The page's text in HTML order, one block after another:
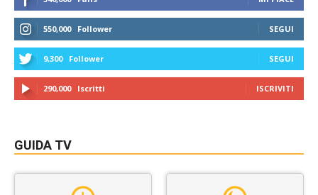
550,000 Follower SEGUI
9,300 Follower SEGUI
290,000 Iscritti ISCRIVITI
GUIDA TV